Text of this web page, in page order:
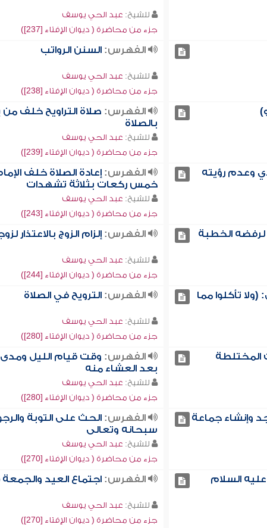
للشيخ: عبد الحي يوسف
جزء من محاضرة ( ديوان الإفتاء [237])
الفهرس: السنن الرواتب
للشيخ: عبد الحي يوسف
جزء من محاضرة ( ديوان الإفتاء [238])
الفهرس: صلاة التراويح خلف
بالصلاة
للشيخ: عبد الحي يوسف
جزء من محاضرة ( ديوان الإفتاء [239])
وعدم رؤيته الفهرس: إعادة الصلاة خلف
خمس ركعات بثلاثة تشهدات
للشيخ: عبد الحي يوسف
جزء من محاضرة ( ديوان الإفتاء [243])
لرفضه الخطبة
الفهرس: إلزام الزوج بالاعتذار
للشيخ: عبد الحي يوسف
جزء من محاضرة ( ديوان الإفتاء [244])
تأكلوا مما
الفهرس: الترويح في الصلاة
للشيخ: عبد الحي يوسف
جزء من محاضرة ( ديوان الإفتاء [280])
المختلطة الفهرس: وقت قيام الليل ومدى
بعد العشاء منه
للشيخ: عبد الحي يوسف
جزء من محاضرة ( ديوان الإفتاء [280])
وإنشاء جماعة
الفهرس: الحث على التوبة
سبحانه وتعالى
للشيخ: عبد الحي يوسف
جزء من محاضرة ( ديوان الإفتاء [270])
السلام الفهرس: اجتماع العيد
للشيخ: عبد الحي يوسف
جزء من محاضرة ( ديوان الإفتاء [270])